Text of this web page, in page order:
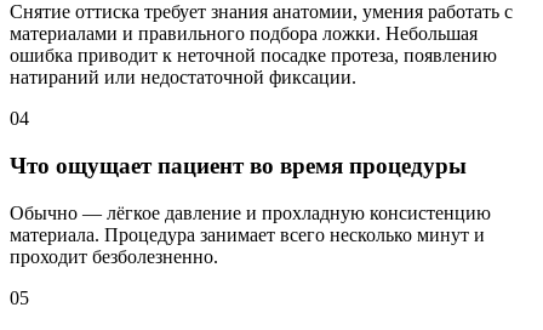
Снятие оттиска требует знания анатомии, умения работать с
материалами и правильного подбора ложки. Небольшая
ошибка приводит к неточной посадке протеза, появлению
натираний или недостаточной фиксации.
04
Что ощущает пациент во время процедуры
Обычно — лёгкое давление и прохладную консистенцию
материала. Процедура занимает всего несколько минут и
проходит безболезненно.
05